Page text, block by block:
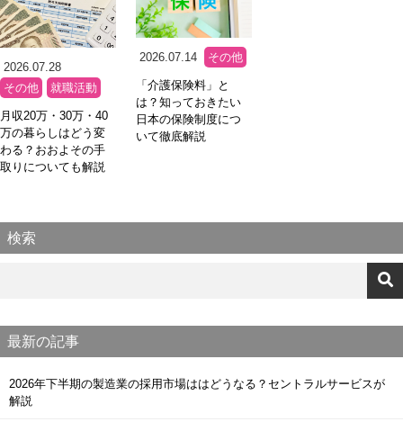
2026.07.28
その他
就職活動
月収20万・30万・40
万の暮らしはどう変
わる？おおよその手
取りについても解説
2026.07.14 その他
「介護保険料」と
は？知っておきたい
日本の保険制度につ
いて徹底解説
検索
最新の記事
2026年下半期の製造業の採用市場ははどうなる？セントラルサービスが
解説